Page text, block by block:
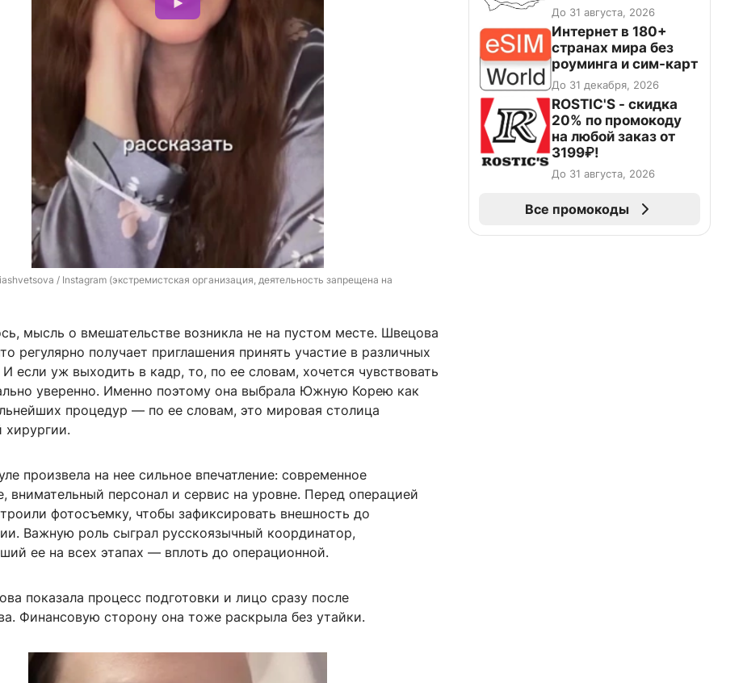
/ Instagram (экстремистская организация, деятельность запрещена на
мысль о вмешательстве возникла не на пустом месте. Швецова
регулярно получает приглашения принять участие в различных
если уж выходить в кадр, то, по ее словам, хочется чувствовать
уверенно. Именно поэтому она выбрала Южную Корею как
процедур — по ее словам, это мировая столица
хирургии.
произвела на нее сильное впечатление: современное
внимательный персонал и сервис на уровне. Перед операцией
фотосъемку, чтобы зафиксировать внешность до
Важную роль сыграл русскоязычный координатор,
ее на всех этапах — вплоть до операционной.
показала процесс подготовки и лицо сразу после
Финансовую сторону она тоже раскрыла без утайки.
До 31 августа, 2026
Интернет в 180+
странах мира без
роуминга и сим-карт
До 31 декабря, 2026
ROSTIC'S - скидка
20% по промокоду
на любой заказ от
3199₽!
До 31 августа, 2026
Все промокоды